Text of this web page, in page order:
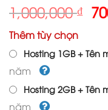
1,000,000₫
Thêm tùy chọn
Hosting 1GB + Tên
năm
Hosting 2GB + Tên
năm